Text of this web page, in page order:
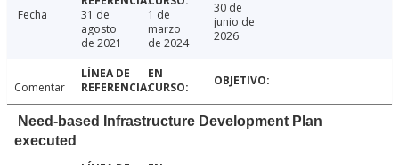
Fecha
31 de
agosto
de 2021
1 de
marzo
de 2024
30 de
junio de
2026
Comentar
Need-based Infrastructure Development Plan
executed